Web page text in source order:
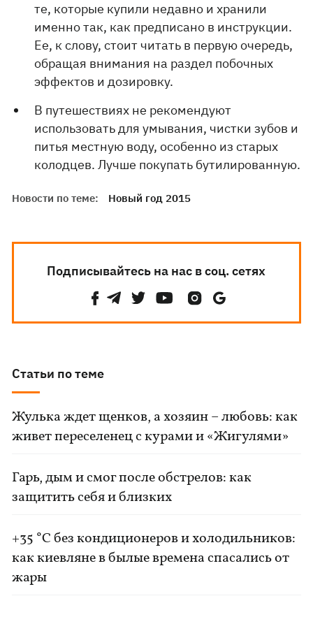
те, которые купили недавно и хранили
именно так, как предписано в инструкции.
Ее, к слову, стоит читать в первую очередь,
обращая внимания на раздел побочных
эффектов и дозировку.
В путешествиях не рекомендуют
использовать для умывания, чистки зубов и
питья местную воду, особенно из старых
колодцев. Лучше покупать бутилированную.
Новости по теме: Новый год 2015
Подписывайтесь на нас в соц. сетях
Статьи по теме
Жулька ждет щенков, а хозяин – любовь: как
живет переселенец с курами и «Жигулями»
Гарь, дым и смог после обстрелов: как
защитить себя и близких
+35 °C без кондиционеров и холодильников:
как киевляне в былые времена спасались от
жары